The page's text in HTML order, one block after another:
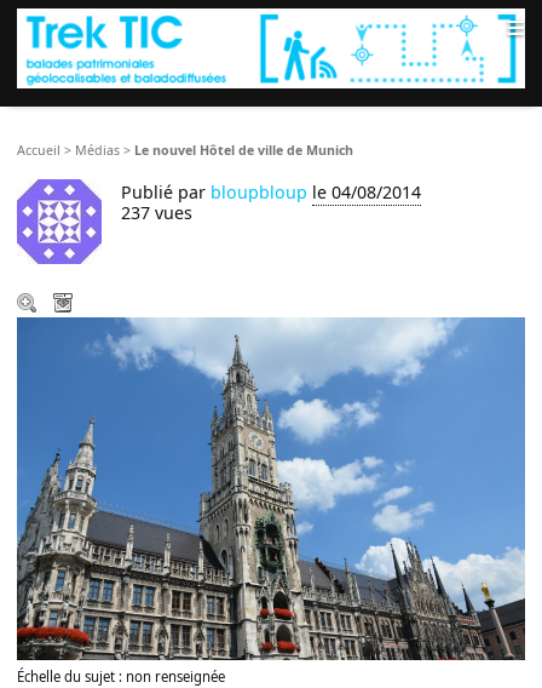
≡
Accueil > Médias > Le nouvel Hôtel de ville de Munich
Publié par bloupbloup le 04/08/2014
237 vues
Échelle du sujet : non renseignée